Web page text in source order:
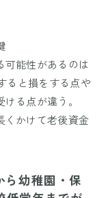
可能性があるのは
ると損をする点や
る点が違う。
くかけて老後資金
ら幼稚園・保